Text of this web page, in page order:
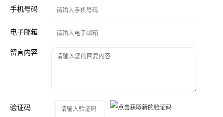
手机号码
电子邮箱
留言内容
验证码